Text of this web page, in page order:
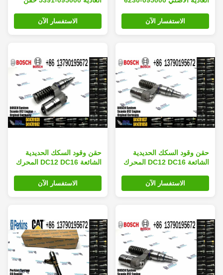
095000-6910 لـ TOYOTA
23670-0R170 23670-09140
الاستفسار الآن
PC11 4HK1 6HK1
الاستفسار الآن
حقن وقود السكك الحديدية
الشائعة DC12 DC16 المحرك
0414701038 0414701039
0414701040 0414701043
الاستفسار الآن
حقن وقود السكك الحديدية
الشائعة DC12 DC16 المحرك
0414701038 0414701039
0414701040 0414701043
الاستفسار الآن